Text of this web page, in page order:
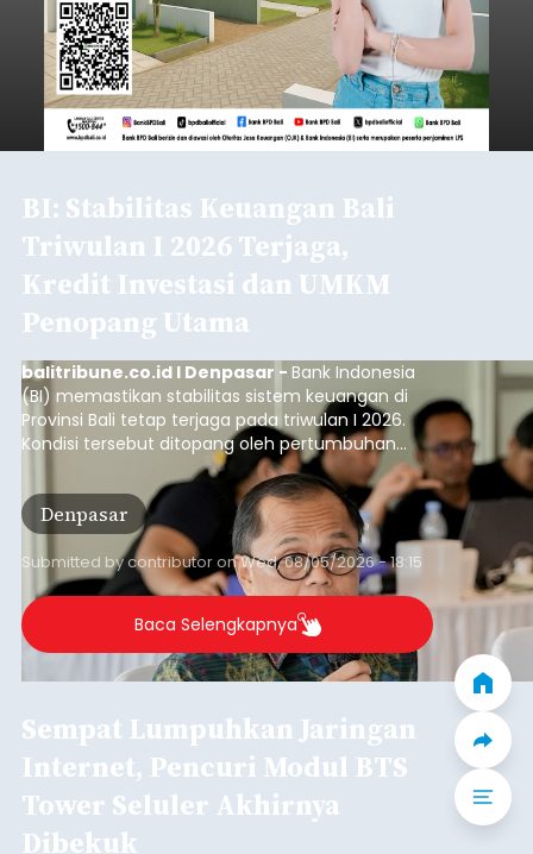
BI: Stabilitas Keuangan Bali
Triwulan I 2026 Terjaga,
Kredit Investasi dan UMKM
Penopang Utama
balitribune.co.id I Denpasar - Bank Indonesia
(BI) memastikan stabilitas sistem keuangan di
Provinsi Bali tetap terjaga pada triwulan I 2026.
Kondisi tersebut ditopang oleh pertumbuhan
penyaluran kredit yang masih positif, terutama
pada sektor-sektor utama penggerak ekonomi
daerah, dengan risiko kredit yang tetap
terkendali.
Denpasar
Submitted bycontributoronWed, 08/05/2026 - 18:15
Baca Selengkapnya
Sempat Lumpuhkan Jaringan
Internet, Pencuri Modul BTS
Tower Seluler Akhirnya
Dibekuk